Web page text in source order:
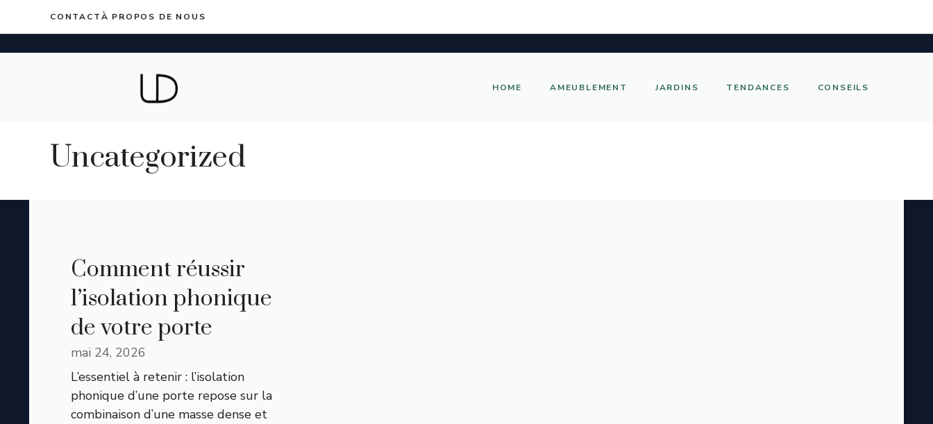
CONTACTÀ PROPOS DE NOUS
HOME AMEUBLEMENT JARDINS TENDANCES CONSEILS
Uncategorized
Comment réussir
l’isolation phonique
de votre porte
mai 24, 2026
L’essentiel à retenir : l’isolation
phonique d’une porte repose sur la
combinaison d’une masse dense et